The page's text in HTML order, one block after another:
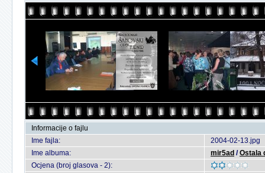
Informacije o fajlu
Ime fajla:
2004-02-13.jpg
Ime albuma:
mir5ad /Ostala
Ocjena (broj glasova - 2):